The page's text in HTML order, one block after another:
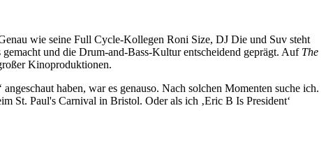
wie seine Full Cycle-Kollegen Roni Size, DJ Die und Suv steht
und die Drum-and-Bass-Kultur entscheidend geprägt. Auf The
Kinoproduktionen.
haben, war es genauso. Nach solchen Momenten suche ich.
St. Paul's Carnival in Bristol. Oder als ich ‚Eric B Is President‘